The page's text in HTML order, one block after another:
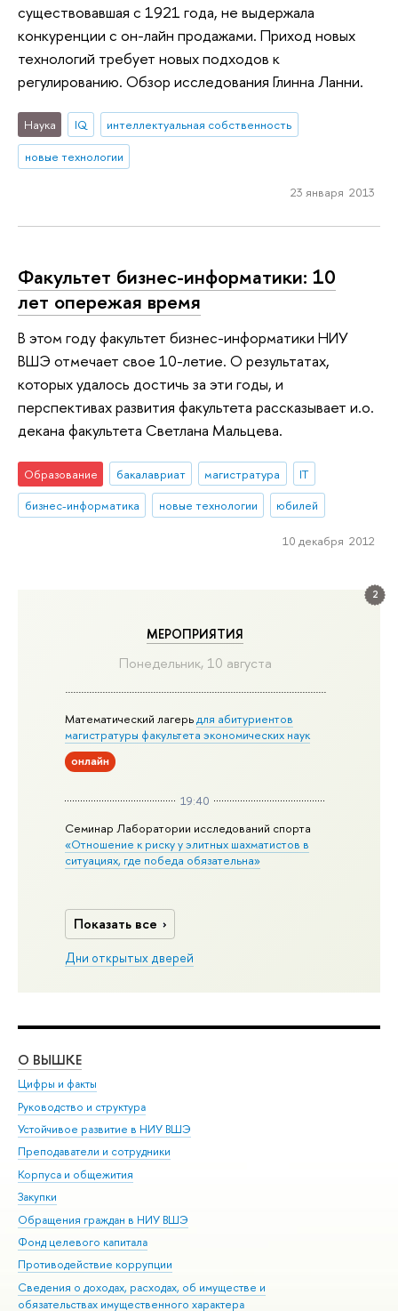
2
МЕРОПРИЯТИЯ
Понедельник, 10 августа
Математический лагерь для абитуриентов
магистратуры факультета экономических наук
онлайн
19:40
Семинар Лаборатории исследований спорта
«Отношение к риску у элитных шахматистов в
ситуациях, где победа обязательна»
Показать все
Дни открытых дверей
существовавшая с 1921 года, не выдержала
конкуренции с он-лайн продажами. Приход новых
технологий требует новых подходов к
регулированию. Обзор исследования Глинна Ланни.
Наука IQ
интеллектуальная собственность
новые технологии
23 января 2013
Факультет бизнес-информатики: 10
лет опережая время
В этом году факультет бизнес-информатики НИУ
ВШЭ отмечает свое 10-летие. О результатах,
которых удалось достичь за эти годы, и
перспективах развития факультета рассказывает и.о.
декана факультета Светлана Мальцева.
Образование бакалавриат магистратура
IT
бизнес-информатика
новые технологии юбилей
10 декабря 2012
О ВЫШКЕ
Цифры и факты
Руководство и структура
Устойчивое развитие в НИУ ВШЭ
Преподаватели и сотрудники
Корпуса и общежития
Закупки
Обращения граждан в НИУ ВШЭ
Фонд целевого капитала
Противодействие коррупции
Сведения о доходах, расходах, об имуществе и
обязательствах имущественного характера